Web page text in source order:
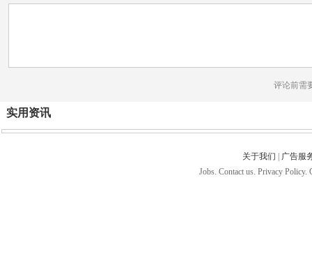
评论前需
实用资讯
关于我们
广告服
Jobs. Contact us. Privacy